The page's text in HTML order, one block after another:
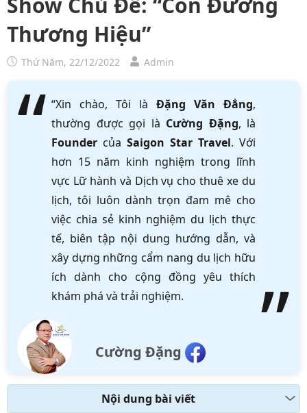
Thương Hiệu”
Thứ Năm, 22/12/2022 Admin
“Xin chào, Tôi là Đặng Văn Đẳng,
thường được gọi là Cường Đặng, là
Founder của Saigon Star Travel. Với
hơn 15 năm kinh nghiệm trong lĩnh
vực Lữ hành và Dịch vụ cho thuê xe du
lịch, tôi luôn dành trọn đam mê cho
việc chia sẻ kinh nghiệm du lịch thực
tế, biên tập nội dung hướng dẫn, và
xây dựng những cẩm nang du lịch hữu
ích dành cho cộng đồng yêu thích
khám phá và trải nghiệm.
Cường Đặng
Nội dung bài viết